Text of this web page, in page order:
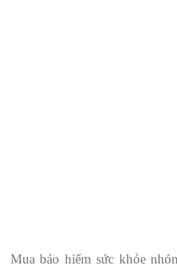
Mua bảo hiểm sức khỏe